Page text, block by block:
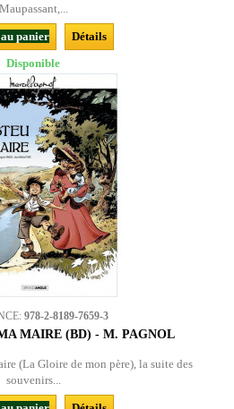
Maupassant,...
panier
Détails
Disponible
978-2-8189-7659-3
MAIRE (BD) - M. PAGNOL
(La Gloire de mon père), la suite des
souvenirs...